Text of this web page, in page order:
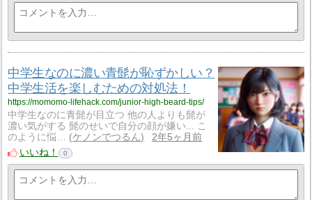
中学生なのに濃い青髭が恥ずかしい？
中学生活を楽しむための対処法！
https://momomo-lifehack.com/junior-high-beard-tips/
中学生なのに青髭が目立つ 他の人よりも髭が
濃い気がする 髭のせいで自分の顔が嫌い... こ
のように悩…
ケノンでつるん
2年5ヶ月前
いいね！
0